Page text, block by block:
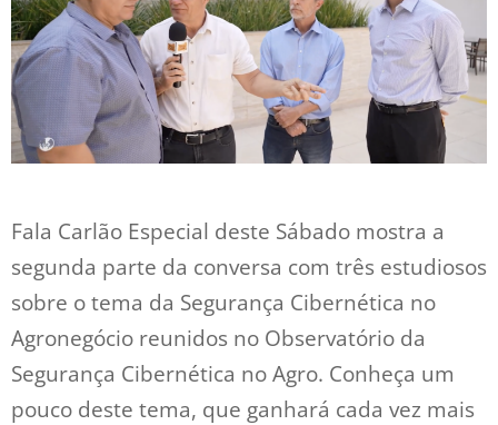
Fala Carlão Especial deste Sábado mostra a
segunda parte da conversa com três estudiosos
sobre o tema da Segurança Cibernética no
Agronegócio reunidos no Observatório da
Segurança Cibernética no Agro. Conheça um
pouco deste tema, que ganhará cada vez mais